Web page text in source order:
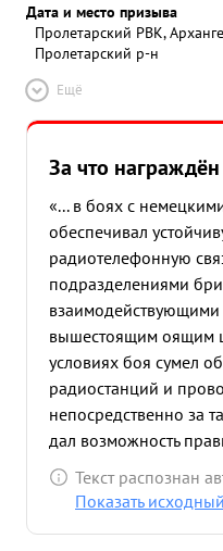
Дата и место призыва
Пролетарский РВК,
Пролетарский р-н
Ещё
За что награждён
«... в боях с
обеспечивал
радиотелефонную
подразделениями
взаимодействующими
вышестоящим оящим
условиях боя сумел
радиостанций и
непосредственно за
дал возможность
ориентироваться 1 в
1 и информировать
Текст распознан
Показать